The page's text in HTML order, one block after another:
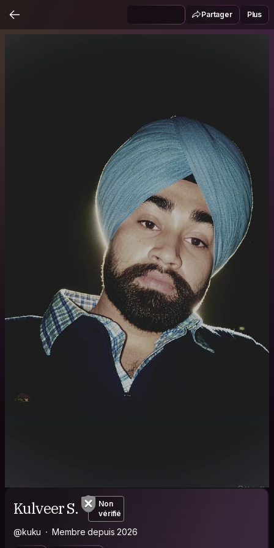
Partager Plus
Kulveer S.
Non
vérifié
@kuku Membre depuis 2026